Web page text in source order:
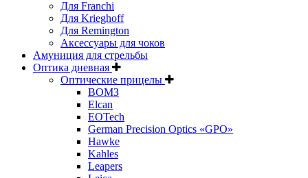
Для Franchi
Для Krieghoff
Для Remington
Аксессуары для чоков
Амуниция для стрельбы
Оптика дневная
Оптические прицелы
ВОМЗ
Elcan
EOTech
German Precision Optics «GPO»
Hawke
Kahles
Leapers